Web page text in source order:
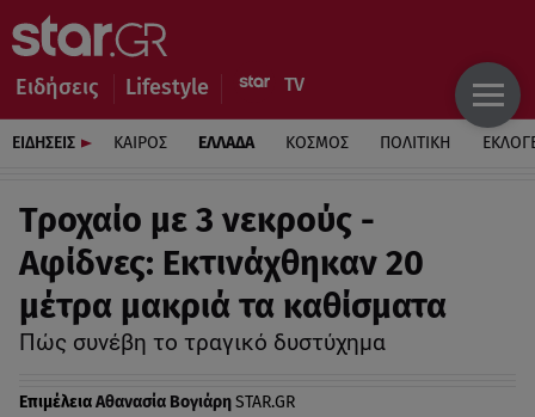
Ειδήσεις Lifestyle
ΕΙΔΗΣΕΙΣ ΚΑΙΡΟΣ ΕΛΛΑΔΑ ΚΟΣΜΟΣ ΠΟΛΙΤΙΚΗ
Τροχαίο με 3 νεκρούς -
Αφίδνες: Εκτινάχθηκαν 20
μέτρα μακριά τα καθίσματα
Πώς συνέβη το τραγικό δυστύχημα
ΕπιμέλειαΑθανασία ΒογιάρηSTAR.GR